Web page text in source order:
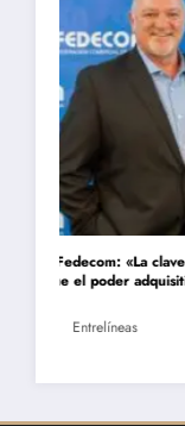
Daniel
energético con
01/07/2026